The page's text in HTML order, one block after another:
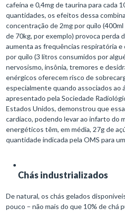
cafeína e 0,4mg de taurina para cada
quantidades, os efeitos dessa
concentração de 2mg por quilo
de 70kg, por exemplo) provoca perda
aumenta as frequências respiratória e
por quilo (3 litros consumidos por
nervosismo, insônia, tremores e
enérgicos oferecem risco de
especialmente quando associados ao
apresentado pela Sociedade
Estados Unidos, demonstrou que
cardíaco, podendo levar ao infarto do
energéticos têm, em média, 27g de
quantidade indicada pela OMS para
Chás industrializados
De natural, os chás gelados
pouco – não mais do que 10% de chá